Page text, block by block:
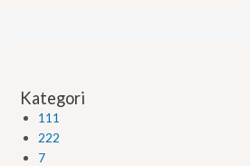
Kategori
111
222
7